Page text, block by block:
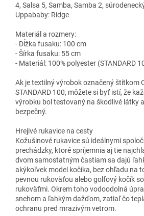
4, Salsa 5, Samba, Samba 2,
Uppababy: Ridge
Materiál a rozmery:
- Dĺžka fusaku: 100 cm
- Šírka fusaku: 55 cm
- Materiál: 100% polyester (STANDARD
Ak je textilný výrobok označený štítkom
STANDARD 100, môžete si byť istí, že
výrobku bol testovaný na škodlivé látky
bezpečný.
Hrejivé rukavice na cesty
Kožušinové rukavice sú ideálnymi
prechádzky, ktoré spríjemnia aj tie
dvom samostatným častiam sa dajú
akýkoľvek model kočíka, bez ohľadu na
pevnou rukoväťou alebo golfový kočík
rukoväťmi. Okrem toho vodoodolná
snehom a ľahkým dažďom, zatiaľ čo
ochranu pred mrazivým vetrom.